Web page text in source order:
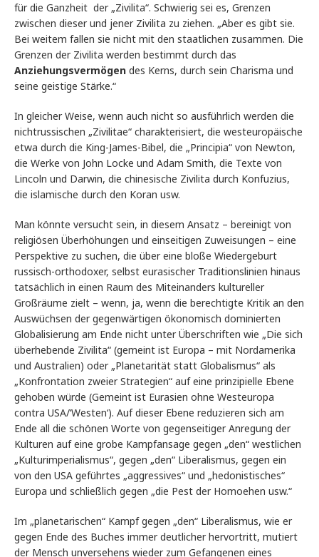
für die Ganzheit der „Zivilita“. Schwierig sei es, Grenzen
zwischen dieser und jener Zivilita zu ziehen. „Aber es gibt sie.
Bei weitem fallen sie nicht mit den staatlichen zusammen. Die
Grenzen der Zivilita werden bestimmt durch das
Anziehungsvermögen des Kerns, durch sein Charisma und
seine geistige Stärke.“
In gleicher Weise, wenn auch nicht so ausführlich werden die
nichtrussischen „Zivilitae“ charakterisiert, die westeuropäische
etwa durch die King-James-Bibel, die „Principia“ von Newton,
die Werke von John Locke und Adam Smith, die Texte von
Lincoln und Darwin, die chinesische Zivilita durch Konfuzius,
die islamische durch den Koran usw.
Man könnte versucht sein, in diesem Ansatz – bereinigt von
religiösen Überhöhungen und einseitigen Zuweisungen – eine
Perspektive zu suchen, die über eine bloße Wiedergeburt
russisch-orthodoxer, selbst eurasischer Traditionslinien hinaus
tatsächlich in einen Raum des Miteinanders kultureller
Großräume zielt – wenn, ja, wenn die berechtigte Kritik an den
Auswüchsen der gegenwärtigen ökonomisch dominierten
Globalisierung am Ende nicht unter Überschriften wie „Die sich
überhebende Zivilita“ (gemeint ist Europa – mit Nordamerika
und Australien) oder „Planetarität statt Globalismus“ als
„Konfrontation zweier Strategien“ auf eine prinzipielle Ebene
gehoben würde (Gemeint ist Eurasien ohne Westeuropa
contra USA/‘Westen‘). Auf dieser Ebene reduzieren sich am
Ende all die schönen Worte von gegenseitiger Anregung der
Kulturen auf eine grobe Kampfansage gegen „den“ westlichen
„Kulturimperialismus“, gegen „den“ Liberalismus, gegen ein
von den USA geführtes „aggressives“ und „hedonistisches“
Europa und schließlich gegen „die Pest der Homoehen usw.“
Im „planetarischen“ Kampf gegen „den“ Liberalismus, wie er
gegen Ende des Buches immer deutlicher hervortritt, mutiert
der Mensch unversehens wieder zum Gefangenen eines